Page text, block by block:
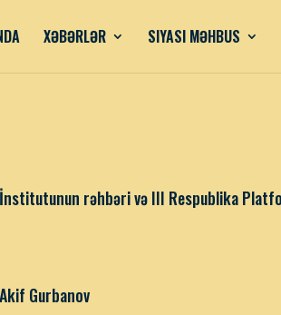
XƏBƏRLƏR SIYASI MƏHBUS
rəhbəri və III Respublika
Gurbanov